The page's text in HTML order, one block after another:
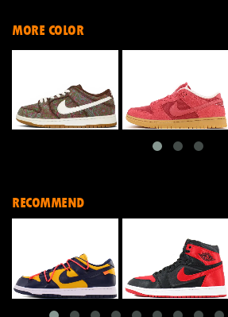
MORE COLOR
RECOMMEND